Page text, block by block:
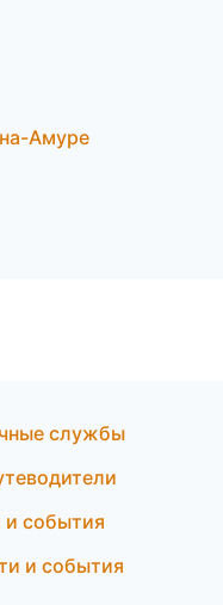
Амуре
службы
и события
и события